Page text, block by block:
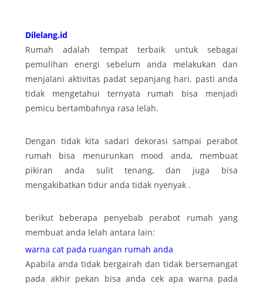
Dilelang.id
Rumah adalah tempat terbaik untuk sebagai
pemulihan energi sebelum anda melakukan dan
menjalani aktivitas padat sepanjang hari. pasti anda
tidak mengetahui ternyata rumah bisa menjadi
pemicu bertambahnya rasa lelah.
Dengan tidak kita sadari dekorasi sampai perabot
rumah bisa menurunkan mood anda, membuat
pikiran anda sulit tenang, dan juga bisa
mengakibatkan tidur anda tidak nyenyak .
berikut beberapa penyebab perabot rumah yang
membuat anda lelah antara lain:
warna cat pada ruangan rumah anda
Apabila anda tidak bergairah dan tidak bersemangat
pada akhir pekan bisa anda cek apa warna pada